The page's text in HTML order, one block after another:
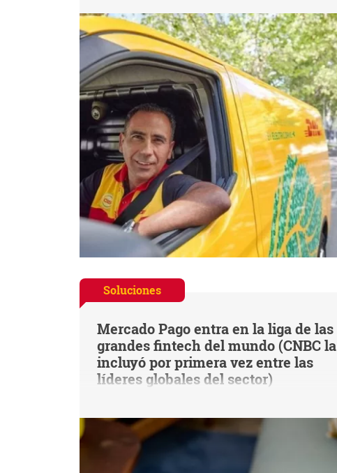
Soluciones
Mercado Pago entra en la liga de las
grandes fintech del mundo (CNBC la
incluyó por primera vez entre las
líderes globales del sector)